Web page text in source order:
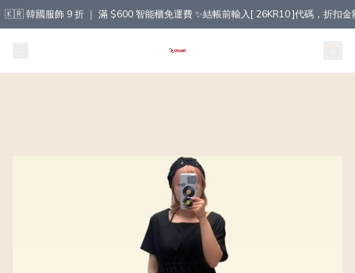
🇰🇷 韓國服飾 9 折 ｜ 滿 $600 智能櫃免運費 ✨結帳前輸入[ 26KR10 ]代碼，折扣金